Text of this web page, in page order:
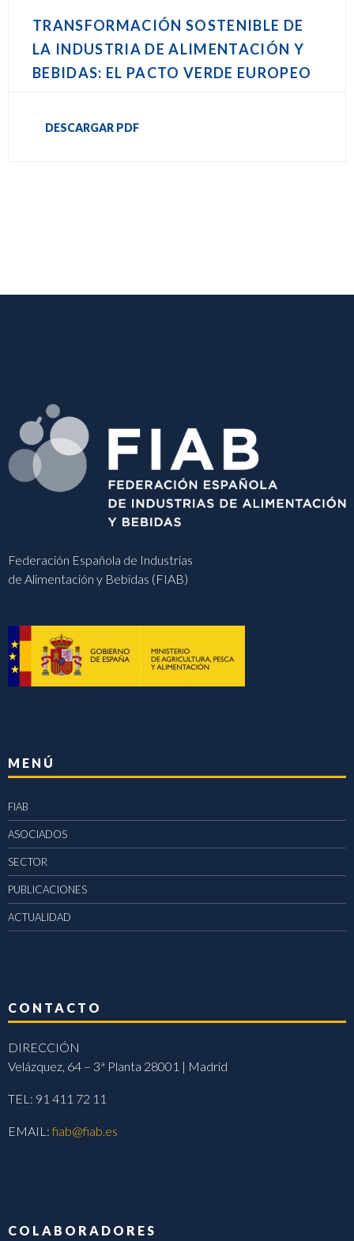
TRANSFORMACIÓN SOSTENIBLE DE
LA INDUSTRIA DE ALIMENTACIÓN Y
BEBIDAS: EL PACTO VERDE EUROPEO
DESCARGAR PDF
Federación Española de Industrias
de Alimentación y Bebidas (FIAB)
MENÚ
FIAB
ASOCIADOS
SECTOR
PUBLICACIONES
ACTUALIDAD
CONTACTO
DIRECCIÓN
Velázquez, 64 – 3ª Planta 28001 | Madrid
TEL: 91 411 72 11
EMAIL:fiab@fiab.es
COLABORADORES